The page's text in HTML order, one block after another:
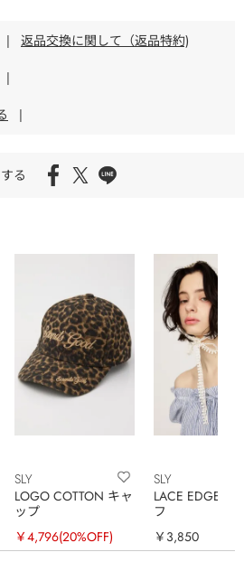
| 返品交換に関して（返品特約)
|
|
る
SLY
LOGO COTTON キャ
ップ
￥4,796(20%OFF)
SLY
LACE EDGE ス
フ
￥3,850